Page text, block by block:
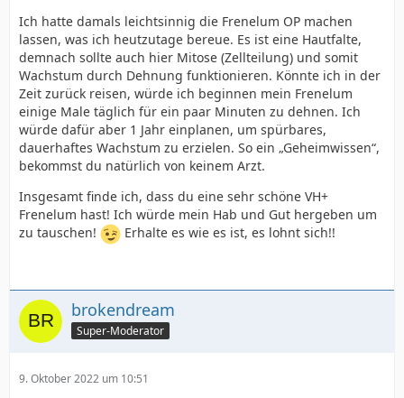
Ich hatte damals leichtsinnig die Frenelum OP machen
lassen, was ich heutzutage bereue. Es ist eine Hautfalte,
demnach sollte auch hier Mitose (Zellteilung) und somit
Wachstum durch Dehnung funktionieren. Könnte ich in der
Zeit zurück reisen, würde ich beginnen mein Frenelum
einige Male täglich für ein paar Minuten zu dehnen. Ich
würde dafür aber 1 Jahr einplanen, um spürbares,
dauerhaftes Wachstum zu erzielen. So ein „Geheimwissen“,
bekommst du natürlich von keinem Arzt.
Insgesamt finde ich, dass du eine sehr schöne VH+
Frenelum hast! Ich würde mein Hab und Gut hergeben um
zu tauschen!
Erhalte es wie es ist, es lohnt sich!!
brokendream
Super-Moderator
9. Oktober 2022 um 10:51